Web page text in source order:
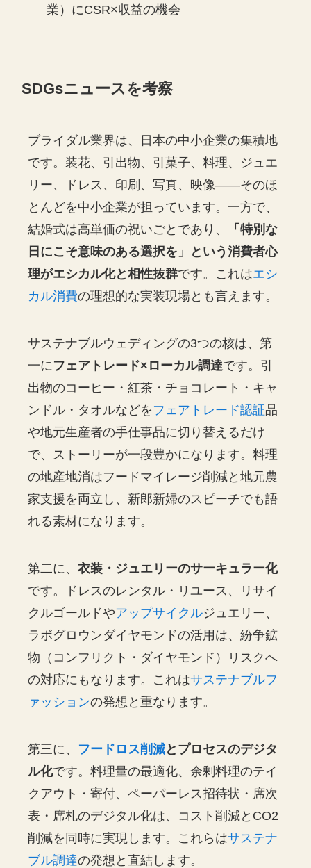
業）にCSR×収益の機会
SDGsニュースを考察
ブライダル業界は、日本の中小企業の集積地
です。装花、引出物、引菓子、料理、ジュエ
リー、ドレス、印刷、写真、映像――そのほ
とんどを中小企業が担っています。一方で、
結婚式は高単価の祝いごとであり、
「特別な
日にこそ意味のある選択を」という消費者心
理がエシカル化と相性抜群です。これはエシ
カル消費の理想的な実装現場とも言えます。
サステナブルウェディングの3つの核は、第
一に フェアトレード×ローカル調達です。引
出物のコーヒー・紅茶・チョコレート・キャ
ンドル・タオルなどを フェアトレード認証品
や地元生産者の手仕事品に切り替えるだけ
で、ストーリーが一段豊かになります。料理
の地産地消はフードマイレージ削減と地元農
家支援を両立し、新郎新婦のスピーチでも語
れる素材になります。
第二に、衣装・ジュエリーのサーキュラー化
です。ドレスのレンタル・リユース、リサイ
クルゴールドやアップサイクルジュエリー、
ラボグロウンダイヤモンドの活用は、紛争鉱
物（コンフリクト・ダイヤモンド）リスクへ
の対応にもなります。これはサステナブルフ
ァッションの発想と重なります。
第三に、 フードロス削減とプロセスのデジタ
ル化です。料理量の最適化、余剰料理のテイ
クアウト・寄付、ペーパーレス招待状・席次
表・席札のデジタル化は、コスト削減とCO2
削減を同時に実現します。これらはサステナ
ブル調達の発想と直結します。